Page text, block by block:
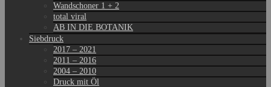
Wandschoner 1 + 2
total viral
AB IN DIE BOTANIK
Siebdruck
2017 – 2021
2011 – 2016
2004 – 2010
Druck mit Öl